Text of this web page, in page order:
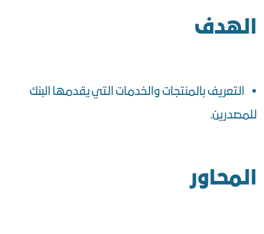
الهدف
• التعريف بالمنتجات والخدمات التي يقدمها البنك
للمصدرين.
المحاور